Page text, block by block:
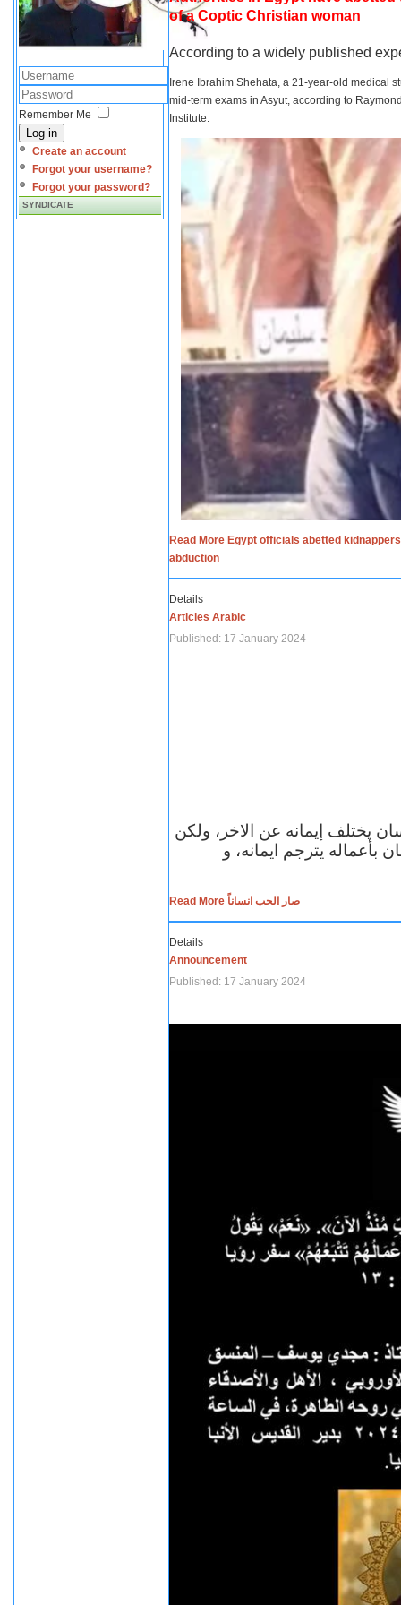
Remember Me
Log in
Create an account
Forgot your username?
Forgot your password?
SYNDICATE
of a Coptic Christian woman
According to a widely published
Irene Ibrahim Shehata, a 21-year-old medical
mid-term exams in Asyut, according to
Institute.
Read More Egypt officials abetted
abduction
Details
Articles Arabic
Published: 17 January 2024
يختلف إيمانه عن الاخر، ولكن
بأعماله يترجم ايمانه، و
Read More صار الحب انساناً
Details
Announcement
Published: 17 January 2024